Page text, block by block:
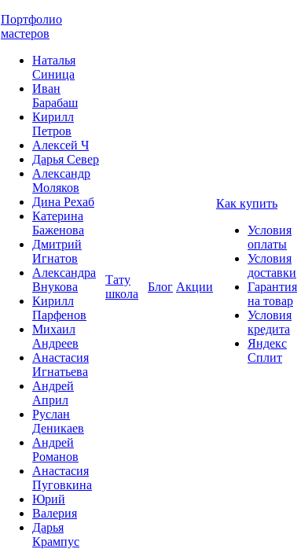
Портфолио
мастеров
Наталья
Синица
Иван
Барабаш
Кирилл
Петров
Алексей Ч
Дарья Север
Александр
Моляков
Дина Рехаб
Катерина
Баженова
Дмитрий
Игнатов
Александра
Внукова
Кирилл
Парфенов
Михаил
Андреев
Анастасия
Игнатьева
Андрей
Април
Руслан
Деникаев
Андрей
Романов
Анастасия
Пуговкина
Юрий
Валерия
Дарья
Крампус
Тату
школа
Блог Акции
Как купить
Условия
оплаты
Условия
доставки
Гарантия
на товар
Условия
кредита
Яндекс
Сплит